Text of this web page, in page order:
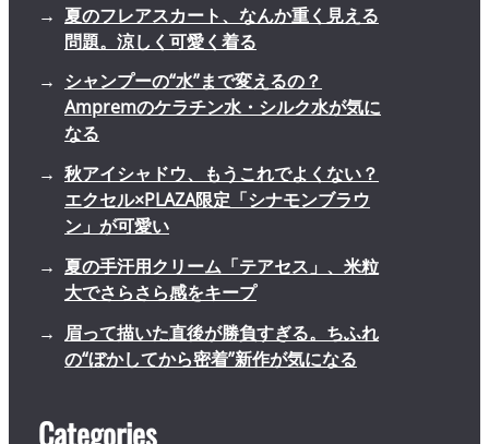
夏のフレアスカート、なんか重く見える
問題。涼しく可愛く着る
シャンプーの“水”まで変えるの？
Ampremのケラチン水・シルク水が気に
なる
秋アイシャドウ、もうこれでよくない？
エクセル×PLAZA限定「シナモンブラウ
ン」が可愛い
夏の手汗用クリーム「テアセス」、米粒
大でさらさら感をキープ
眉って描いた直後が勝負すぎる。ちふれ
の“ぼかしてから密着”新作が気になる
Categories